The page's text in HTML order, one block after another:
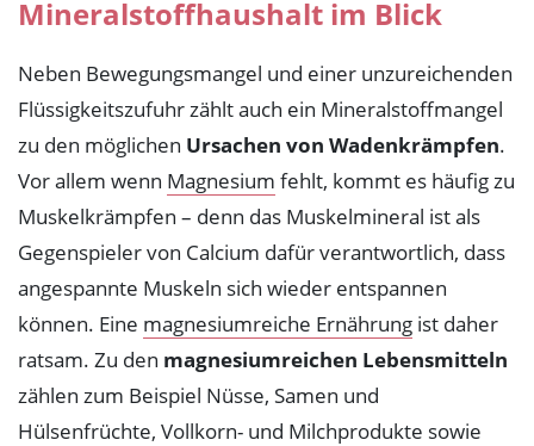
Mineralstoffhaushalt im Blick
Neben Bewegungsmangel und einer unzureichenden
Flüssigkeitszufuhr zählt auch ein Mineralstoffmangel
zu den möglichen Ursachen von Wadenkrämpfen.
Vor allem wenn Magnesium fehlt, kommt es häufig zu
Muskelkrämpfen – denn das Muskelmineral ist als
Gegenspieler von Calcium dafür verantwortlich, dass
angespannte Muskeln sich wieder entspannen
können. Eine magnesiumreiche Ernährung ist daher
ratsam. Zu den magnesiumreichen Lebensmitteln
zählen zum Beispiel Nüsse, Samen und
Hülsenfrüchte, Vollkorn- und Milchprodukte sowie